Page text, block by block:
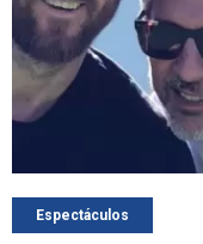
Espectáculos